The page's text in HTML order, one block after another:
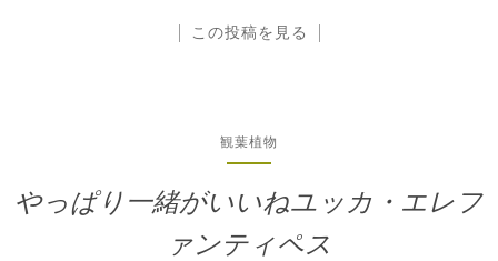
この投稿を見る
観葉植物
やっぱり一緒がいいねユッカ・エレフ
ァンティペス